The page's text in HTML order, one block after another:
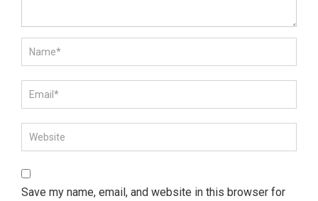
Save my name, email, and website in this browser for